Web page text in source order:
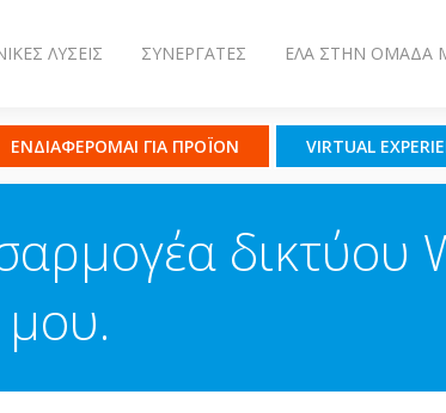
ΛΎΣΕΙΣ ΣΥΝΕΡΓΆΤΕΣ ΈΛΑ ΣΤΗΝ ΟΜΆΔΑ
ΕΝΔΙΑΦΕΡΟΜΑΙ ΓΙΑ ΠΡΟΪΟΝ VIRTUAL
δικτύου
μου.